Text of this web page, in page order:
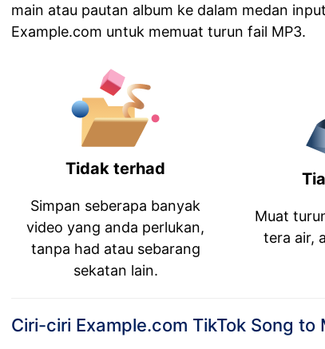
main atau pautan album ke dalam medan
Example.com untuk memuat turun fail MP3.
Tidak terhad
Simpan seberapa banyak
video yang anda perlukan,
tanpa had atau sebarang
sekatan lain.
Muat
tera air,
Ciri-ciri Example.com TikTok Song to